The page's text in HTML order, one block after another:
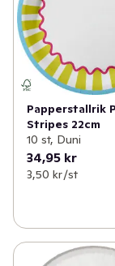
Papperstallrik
Stripes 22cm
10 st, Duni
34,95 kr
3,50 kr /st